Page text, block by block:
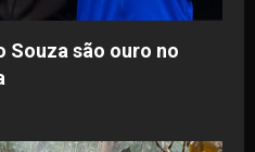
Souza são ouro no